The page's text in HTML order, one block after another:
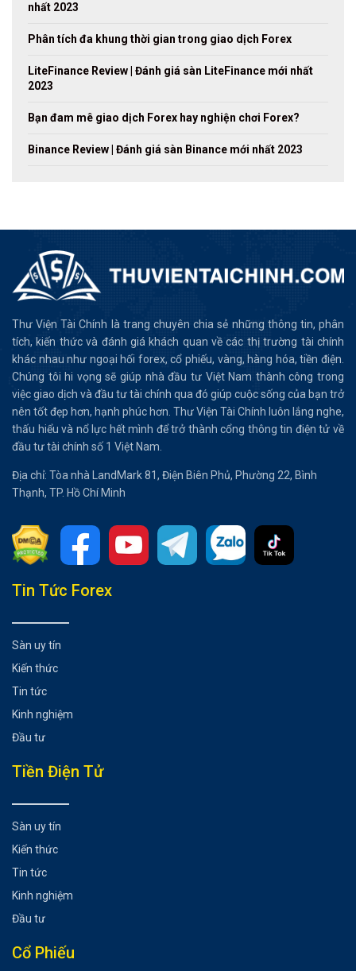
nhất 2023
Phân tích đa khung thời gian trong giao dịch Forex
LiteFinance Review | Đánh giá sàn LiteFinance mới nhất
2023
Bạn đam mê giao dịch Forex hay nghiện chơi Forex?
Binance Review | Đánh giá sàn Binance mới nhất 2023
Thư Viện Tài Chính là trang chuyên chia sẻ những thông tin, phân
tích, kiến thức và đánh giá khách quan về các thị trường tài chính
khác nhau như ngoại hối forex, cổ phiếu, vàng, hàng hóa, tiền điện.
Chúng tôi hi vọng sẽ giúp nhà đầu tư Việt Nam thành công trong
việc giao dịch và đầu tư tài chính qua đó giúp cuộc sống của bạn trở
nên tốt đẹp hơn, hạnh phúc hơn. Thư Viện Tài Chính luôn lắng nghe,
thấu hiểu và nổ lực hết mình để trở thành cổng thông tin điện tử về
đầu tư tài chính số 1 Việt Nam.
Địa chỉ: Tòa nhà LandMark 81, Điện Biên Phủ, Phường 22, Bình
Thạnh, TP. Hồ Chí Minh
Tổng hợp bài viết
Tin Tức Forex
Sàn uy tín
Kiến thức
Tin tức
Kinh nghiệm
Đầu tư
Tiền Điện Tử
Sàn uy tín
Kiến thức
Tin tức
Kinh nghiệm
Đầu tư
Cổ Phiếu